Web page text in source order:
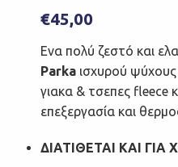
€45,00
Ενα πολύ ζεστό και
Parka ισχυρού
γιακα & τσεπες fleece
επεξεργασία και
ΔΙΑΤΙΘΕΤΑΙ ΚΑΙ